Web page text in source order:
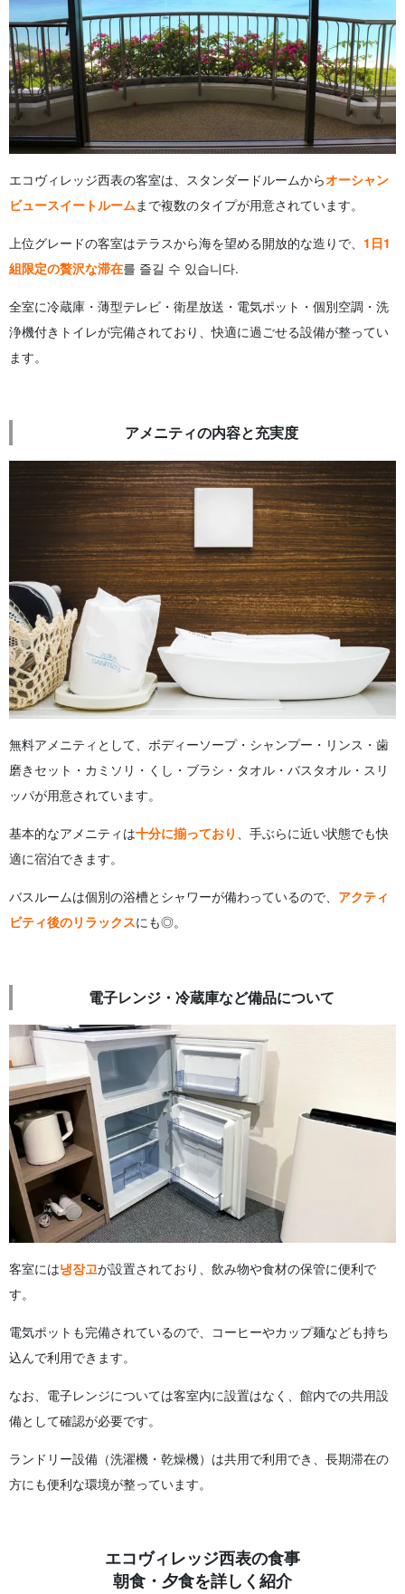
エコヴィレッジ西表の客室は、スタンダードルームからオーシャン
ビュースイートルームまで複数のタイプが用意されています。
上位グレードの客室はテラスから海を望める開放的な造りで、 1日1
組限定の贅沢な滞在를 즐길 수 있습니다.
全室に冷蔵庫・薄型テレビ・衛星放送・電気ポット・個別空調・洗
浄機付きトイレが完備されており、快適に過ごせる設備が整ってい
ます。
アメニティの内容と充実度
無料アメニティとして、ボディーソープ・シャンプー・リンス・歯
磨きセット・カミソリ・くし・ブラシ・タオル・バスタオル・スリ
ッパが用意されています。
基本的なアメニティは十分に揃っており 、手ぶらに近い状態でも快
適に宿泊できます。
バスルームは個別の浴槽とシャワーが備わっているので、 アクティ
ビティ後のリラックスにも◎。
電子レンジ・冷蔵庫など備品について
客室には냉장고が設置されており、飲み物や食材の保管に便利で
す。
電気ポットも完備されているので、コーヒーやカップ麺なども持ち
込んで利用できます。
なお、電子レンジについては客室内に設置はなく、館内での共用設
備として確認が必要です。
ランドリー設備（洗濯機・乾燥機）は共用で利用でき、長期滞在の
方にも便利な環境が整っています。
エコヴィレッジ西表の食事
朝食・夕食を詳しく紹介